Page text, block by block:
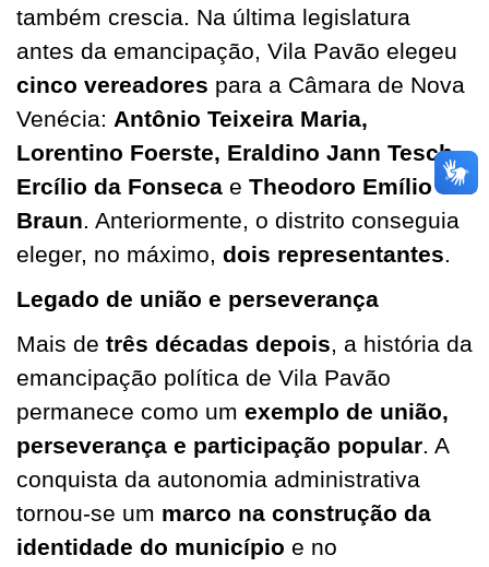
também crescia. Na última legislatura
antes da emancipação, Vila Pavão elegeu
cinco vereadores para a Câmara de Nova
Venécia: Antônio Teixeira Maria,
Lorentino Foerste, Eraldino Jann Tesch,
Ercílio da Fonseca e Theodoro Emílio
Braun. Anteriormente, o distrito conseguia
eleger, no máximo, dois representantes.
Legado de união e perseverança
Mais de três décadas depois, a história da
emancipação política de Vila Pavão
permanece como um exemplo de união,
perseverança e participação popular. A
conquista da autonomia administrativa
tornou-se um marco na construção da
identidade do município e no